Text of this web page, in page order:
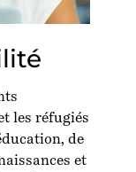
les réfugiés
de
et